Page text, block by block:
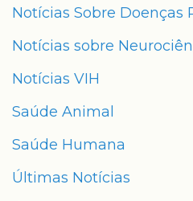
Notícias Sobre Doenças
Notícias sobre
Notícias VIH
Saúde Animal
Saúde Humana
Últimas Notícias